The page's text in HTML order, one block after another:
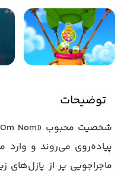
توضیحات
پیاده‌روی می‌روند و وارد
ماجراجویی پر از پازل‌های